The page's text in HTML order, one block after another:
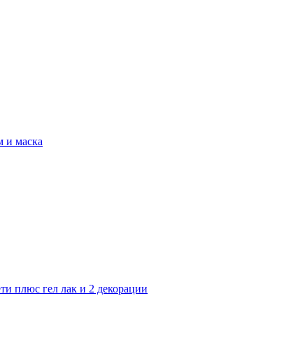
и маска
плюс гел лак и 2 декорации